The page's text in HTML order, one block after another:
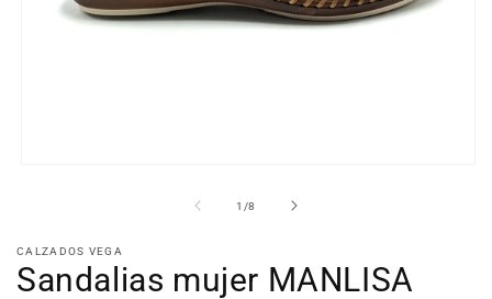
una
ventana
modal
1 /de
8
CALZADOS VEGA
Sandalias mujer MANLISA